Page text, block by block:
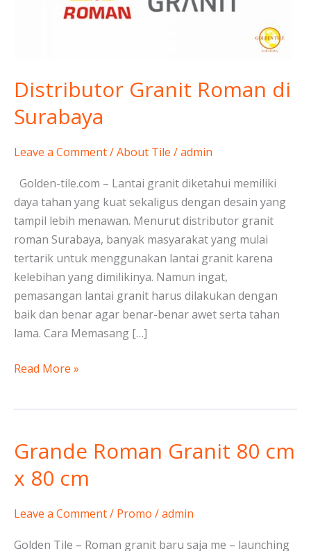
Distributor Granit Roman di
Surabaya
Leave a Comment/About Tile /admin
Golden-tile.com – Lantai granit diketahui memiliki
daya tahan yang kuat sekaligus dengan desain yang
tampil lebih menawan. Menurut distributor granit
roman Surabaya, banyak masyarakat yang mulai
tertarik untuk menggunakan lantai granit karena
kelebihan yang dimilikinya. Namun ingat,
pemasangan lantai granit harus dilakukan dengan
baik dan benar agar benar-benar awet serta tahan
lama. Cara Memasang […]
Read More »
Grande Roman Granit 80 cm
x 80 cm
Leave a Comment/ Promo /admin
Golden Tile – Roman granit baru saja me – launching
Grande
Granit
cm
x